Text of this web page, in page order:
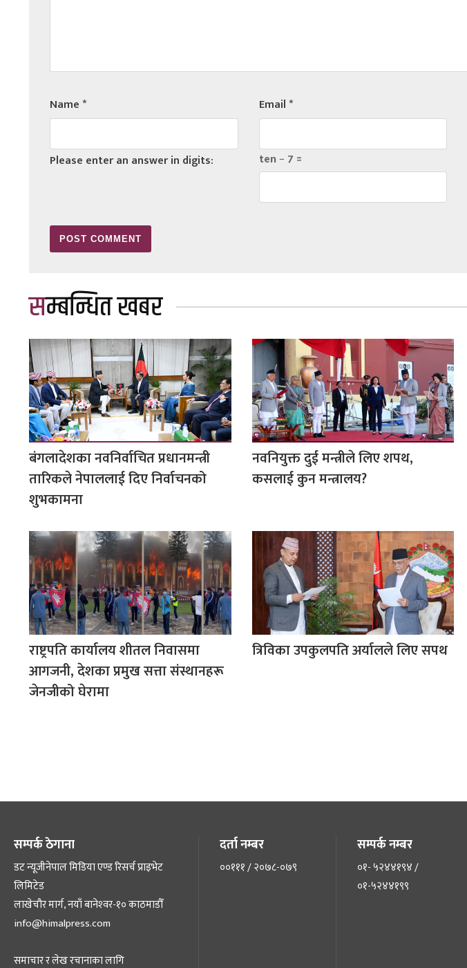
Name* Email*
Please enter an answer in digits: ten − 7 =
सम्बन्धित खबर
बंगलादेशका नवनिर्वाचित प्रधानमन्त्री
तारिकले नेपाललाई दिए निर्वाचनको
शुभकामना
नवनियुक्त दुई मन्त्रीले लिए शपथ,
कसलाई कुन मन्त्रालय?
राष्ट्रपति कार्यालय शीतल निवासमा
आगजनी, देशका प्रमुख सत्ता संस्थानहरू
जेनजीको घेरामा
त्रिविका उपकुलपति अर्यालले लिए सपथ
सम्पर्क ठेगाना
डट न्यूजीनेपाल मिडिया एण्ड रिसर्च प्राइभेट
लिमिटेड
लाखेचौर मार्ग, नयाँ बानेश्‍वर-१० काठमाडौँ
info@himalpress.com
समाचार र लेख रचानाका लागि
दर्ता नम्बर
००१११ / २०७८-०७९
सम्पर्क नम्बर
०१- ५२४४१९४ /
०१-५२४४१९९